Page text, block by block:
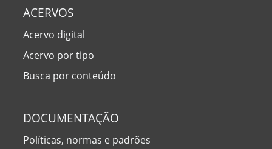
ACERVOS
Acervo digital
Acervo por tipo
Busca por conteúdo
DOCUMENTAÇÃO
Políticas, normas e padrões